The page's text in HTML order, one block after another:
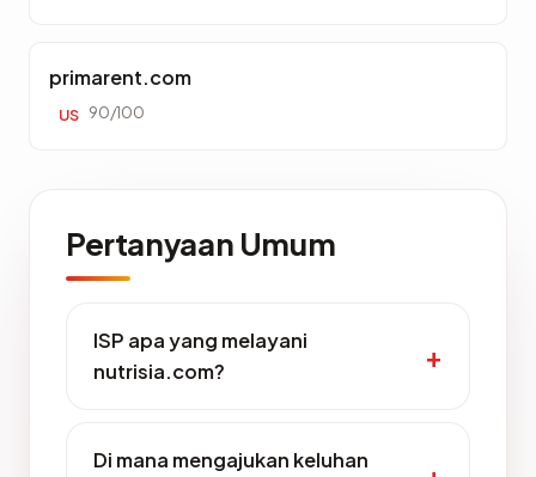
primarent.com
US 90/100
Pertanyaan Umum
ISP apa yang melayani
nutrisia.com?
Di mana mengajukan keluhan